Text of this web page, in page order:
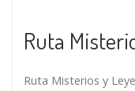
Ruta
Ruta Misterios y